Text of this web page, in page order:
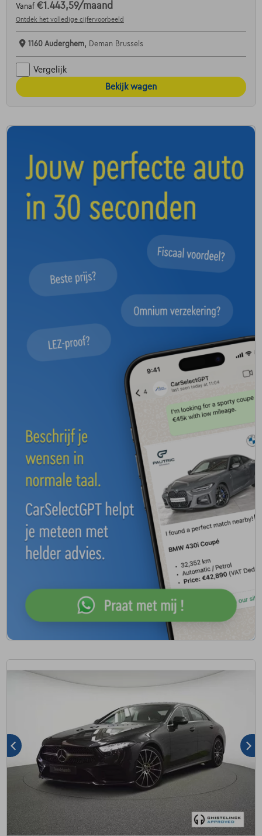
Vanaf €1.443,59/maand
Ontdek het volledige cijfervoorbeeld
1160 Auderghem, Deman Brussels
Vergelijk
Bekijk wagen